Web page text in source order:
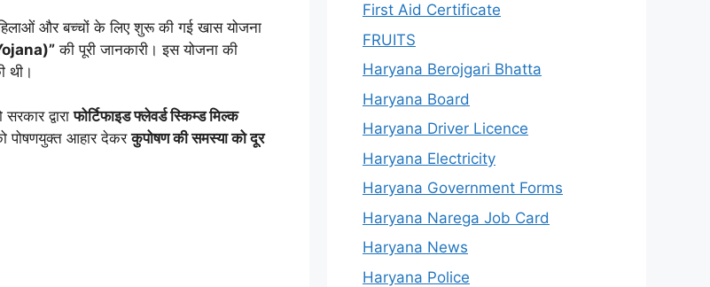
और बच्चों के लिए शुरू की गई खास योजना
की पूरी जानकारी। इस योजना की
थी।
द्वाराफोर्टिफाइड फ्लेवर्ड स्किम्ड मिल्क
पोषणयुक्त आहार देकरकुपोषण की समस्या को दूर
First Aid Certificate
FRUITS
Haryana Berojgari Bhatta
Haryana Board
Haryana Driver Licence
Haryana Electricity
Haryana Government Forms
Haryana Narega Job Card
Haryana News
Haryana Police